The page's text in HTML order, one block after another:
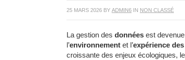
25 MARS 2026 BY ADMIN6 IN NON CLASSÉ
La gestion des données est
l’environnement et l’expérience
croissante des enjeux écologiques,